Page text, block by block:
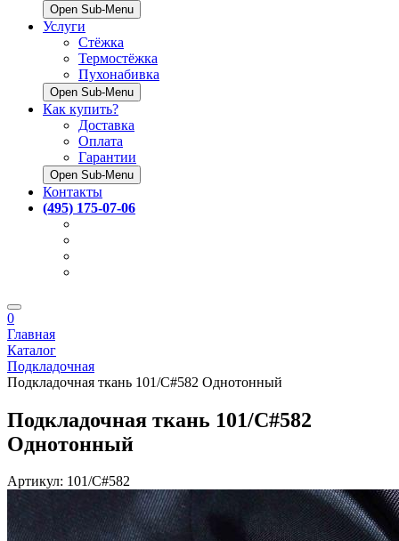
Open Sub-Menu
Услуги
Стёжка
Термостёжка
Пухонабивка
Open Sub-Menu
Как купить?
Доставка
Оплата
Гарантии
Open Sub-Menu
Контакты
(495) 175-07-06
0
Главная
Каталог
Подкладочная
Подкладочная ткань 101/C#582 Однотонный
Подкладочная ткань 101/C#582
Однотонный
Артикул: 101/C#582